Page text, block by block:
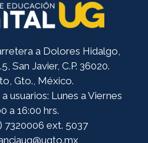
a Dolores Hidalgo,
San Javier, C.P. 36020.
Gto., México.
usuarios: Lunes a Viernes
a 16:00 hrs.
7320006 ext. 5037